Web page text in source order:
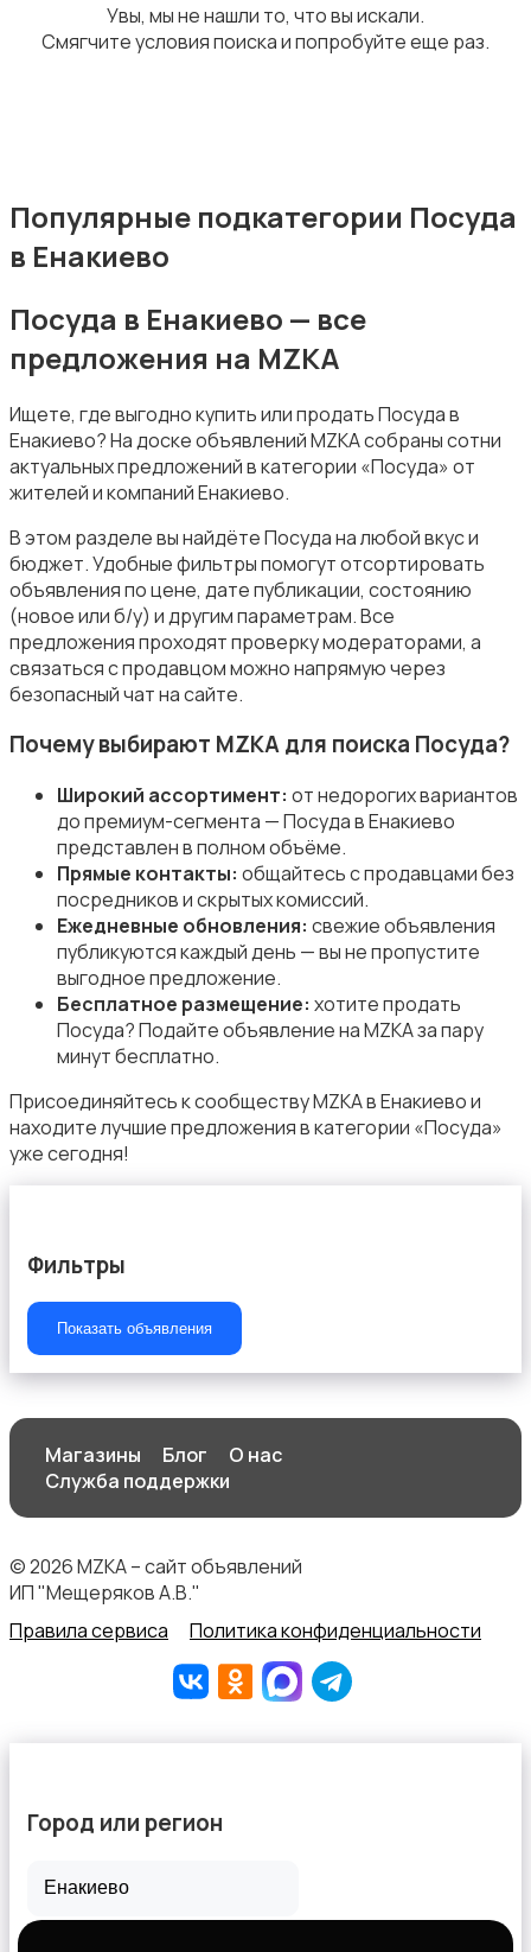
Посуда
Другое
Увы, мы не нашли то, что вы искали.
Смягчите условия поиска и попробуйте еще раз.
Популярные подкатегории Посуда
в Енакиево
Посуда в Енакиево — все
предложения на MZKA
Ищете, где выгодно купить или продать Посуда в
Енакиево? На доске объявлений MZKA собраны сотни
актуальных предложений в категории «Посуда» от
жителей и компаний Енакиево.
В этом разделе вы найдёте Посуда на любой вкус и
бюджет. Удобные фильтры помогут отсортировать
объявления по цене, дате публикации, состоянию
(новое или б/у) и другим параметрам. Все
предложения проходят проверку модераторами, а
связаться с продавцом можно напрямую через
безопасный чат на сайте.
Почему выбирают MZKA для поиска Посуда?
Широкий ассортимент: от недорогих вариантов
до премиум-сегмента — Посуда в Енакиево
представлен в полном объёме.
Прямые контакты: общайтесь с продавцами без
посредников и скрытых комиссий.
Ежедневные обновления: свежие объявления
публикуются каждый день — вы не пропустите
выгодное предложение.
Бесплатное размещение: хотите продать
Посуда? Подайте объявление на MZKA за пару
минут бесплатно.
Присоединяйтесь к сообществу MZKA в Енакиево и
находите лучшие предложения в категории «Посуда»
уже сегодня!
Фильтры
Показать объявления
Магазины Блог
О нас
Служба поддержки
© 2026 MZKA – сайт объявлений
ИП "Мещеряков А.В."
Правила сервиса
Политика конфиденциальности
Город или регион
Все города